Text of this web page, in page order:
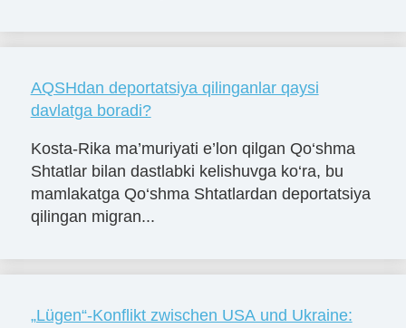
AQSHdan deportatsiya qilinganlar qaysi
davlatga boradi?
Kosta-Rika ma’muriyati e’lon qilgan Qo‘shma
Shtatlar bilan dastlabki kelishuvga ko‘ra, bu
mamlakatga Qo‘shma Shtatlardan deportatsiya
qilingan migran...
„Lügen“-Konflikt zwischen USA und Ukraine: